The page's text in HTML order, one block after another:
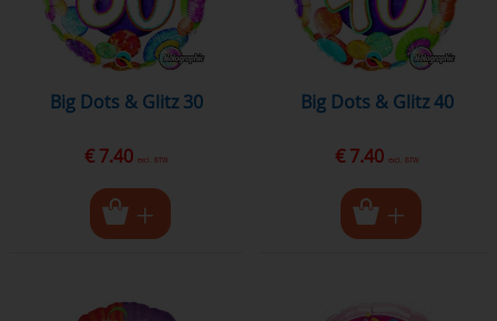
Big Dots & Glitz 30
€ 7.40 excl. BTW
Big Dots & Glitz 40
€ 7.40 excl. BTW